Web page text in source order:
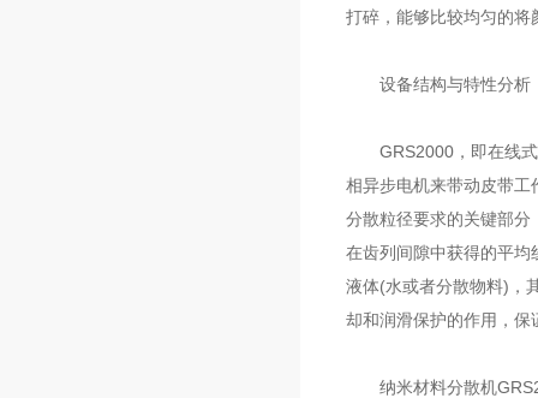
打碎，能够比较均匀的
设备结构与特性分析
GRS2000，即在线式
相异步电机来带动皮带
分散粒径要求的关键部分
在齿列间隙中获得的平
液体(水或者分散物料)，
却和润滑保护的作用，
纳米材料分散机